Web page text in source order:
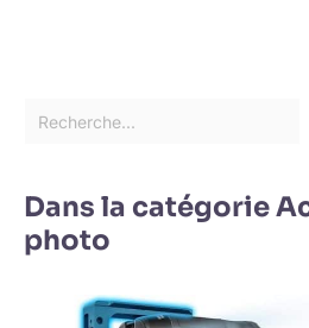
Dans la catégorie
photo